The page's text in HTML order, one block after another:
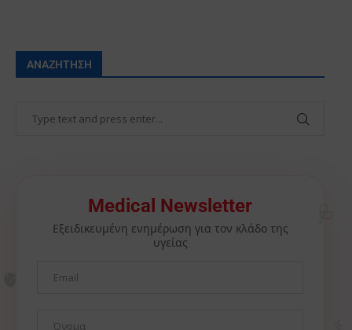
ΑΝΑΖΉΤΗΣΗ
Medical Newsletter
Εξειδικευμένη ενημέρωση για τον κλάδο της
υγείας